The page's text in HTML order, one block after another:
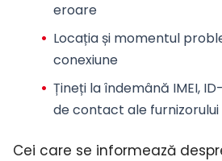
eroare
Locația și momentul
conexiune
Țineți la îndemână IMEI,
de contact ale furnizorului
Cei care se informează